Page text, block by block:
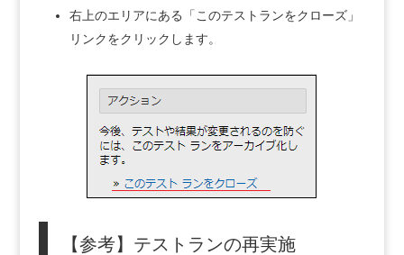
右上のエリアにある「このテストランをクローズ」
リンクをクリックします。
【参考】テストランの再実施